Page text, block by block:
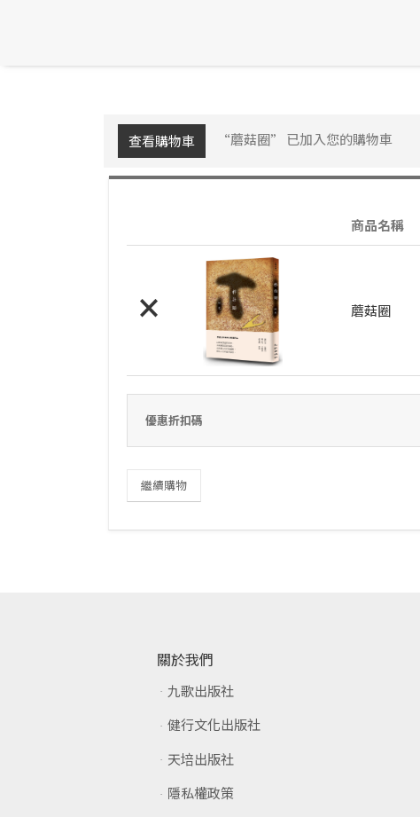
查看購物車 “蘑菇圈” 已加入您的購物車
商品名稱
× 蘑菇圈
優惠折扣碼
繼續購物
關於我們
九歌出版社
健行文化出版社
天培出版社
隱私權政策